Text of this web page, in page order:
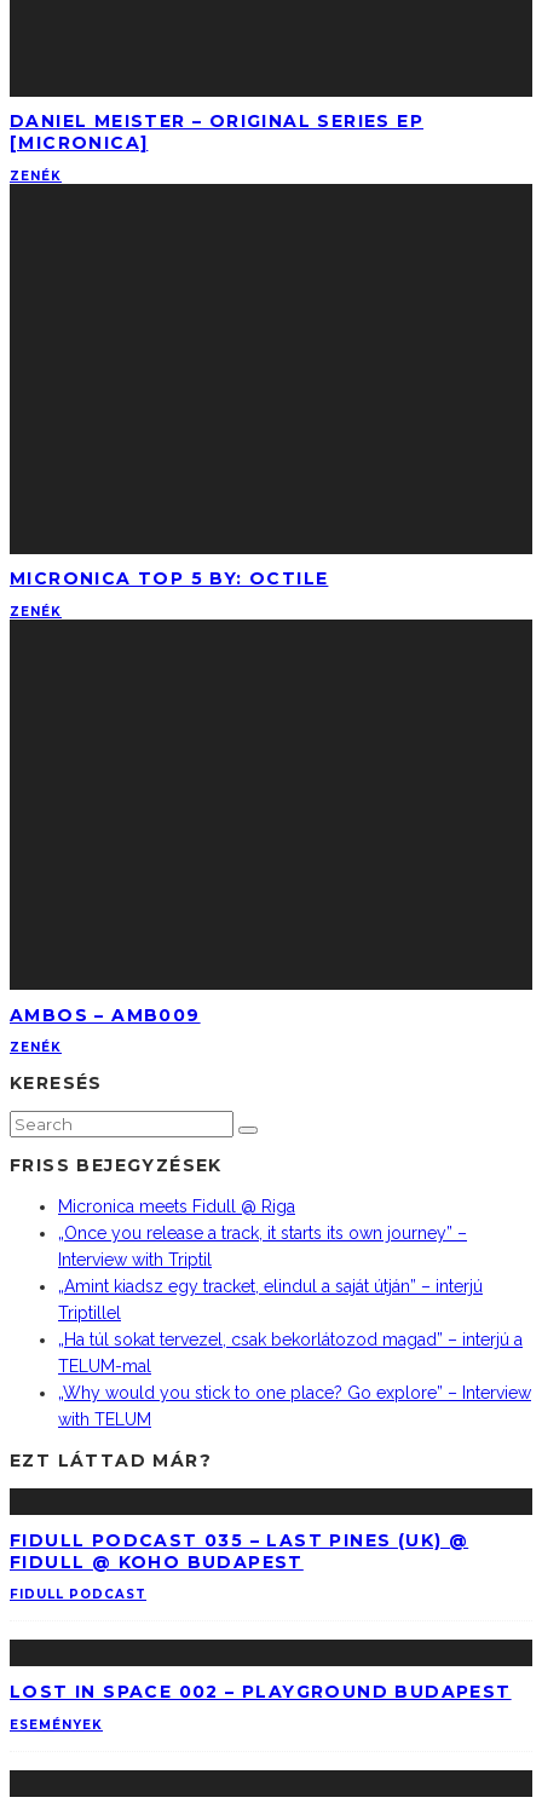
DANIEL MEISTER – ORIGINAL SERIES EP
[MICRONICA]
ZENÉK
MICRONICA TOP 5 BY: OCTILE
ZENÉK
AMBOS – AMB009
ZENÉK
KERESÉS
FRISS BEJEGYZÉSEK
Micronica meets Fidull @ Riga
„Once you release a track, it starts its own journey” –
Interview with Triptil
„Amint kiadsz egy tracket, elindul a saját útján” – interjú
Triptillel
„Ha túl sokat tervezel, csak bekorlátozod magad” – interjú a
TELUM-mal
„Why would you stick to one place? Go explore” – Interview
with TELUM
EZT LÁTTAD MÁR?
FIDULL PODCAST 035 – LAST PINES (UK) @
FIDULL @ KOHO BUDAPEST
FIDULL PODCAST
LOST IN SPACE 002 – PLAYGROUND BUDAPEST
ESEMÉNYEK